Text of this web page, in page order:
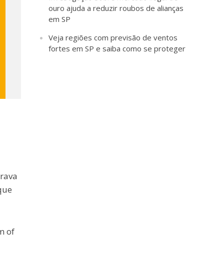
of
ouro ajuda a reduzir roubos de alianças
em SP
Veja regiões com previsão de ventos
fortes em SP e saiba como se proteger